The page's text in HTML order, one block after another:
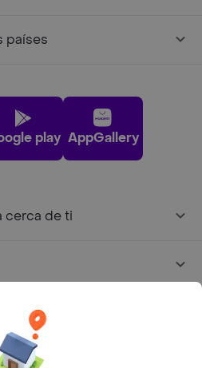
países
play AppGallery
cerca de ti